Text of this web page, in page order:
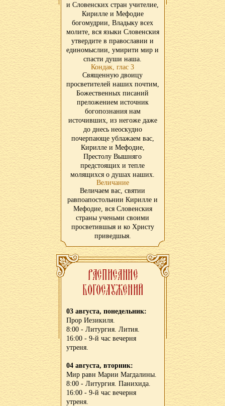
и Словенских стран учителие,
Кирилле и Мефодие
богомудрии, Владыку всех
молите, вся языки Словенския
утвердите в православии и
единомыслии, умирити мир и
спасти души наша.
Кондак, глас 3
Священную двоицу
просветителей наших почтим,
Божественных писаний
преложением источник
богопознания нам
источивших, из негоже даже
до днесь неоскудно
почерпающе ублажаем вас,
Кирилле и Мефодие,
Престолу Вышняго
предстоящих и тепле
молящихся о душах наших.
Величание
Величаем вас, святии
равпоапостольнии Кирилле и
Мефодие, вся Словенския
страны ученьми своими
просветившыя и ко Христу
приведшыя.
03 августа, понедельник:
Прор Иезикиля.
8:00 - Литургия. Лития.
16:00 - 9-й час вечерня
утреня.
04 августа, вторник:
Мир равн Марии Магдалины.
8:00 - Литургия. Панихида.
16:00 - 9-й час вечерня
утреня.